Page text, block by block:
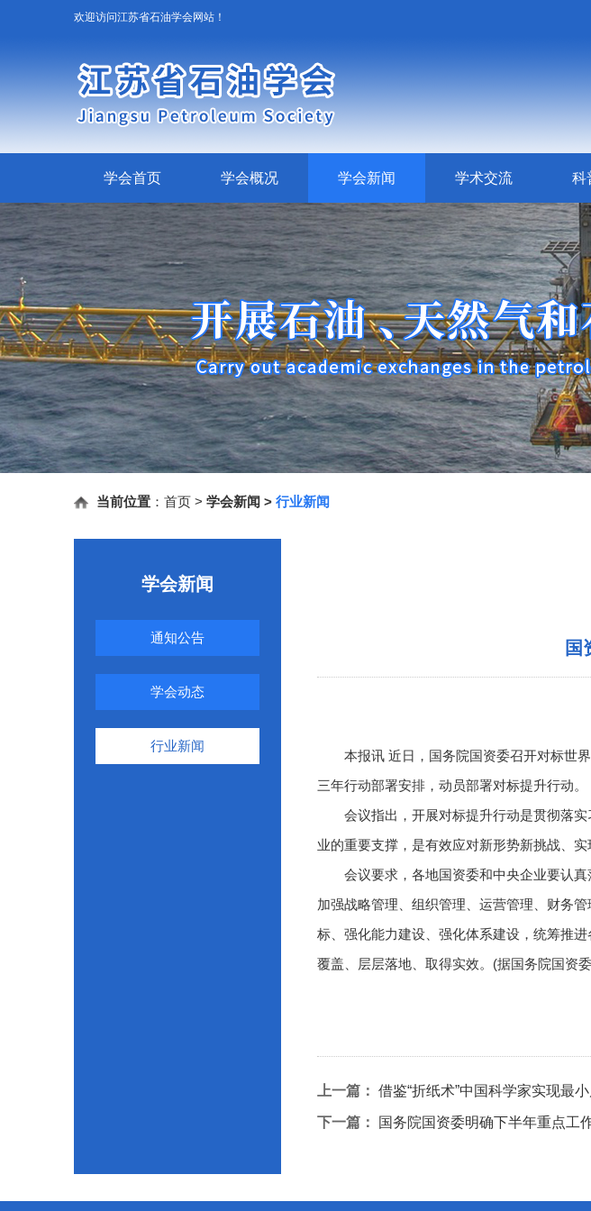
欢迎访问江苏省石油学会网站！
学会首页 学会概况 学会新闻 学术交流 科
当前位置 ： 首页 > 学会新闻 > 行业新闻
学会新闻
通知公告
学会动态
行业新闻
国
本报讯 近日，国务院国资委召开对标世界
三年行动部署安排，动员部署对标提升行动。
会议指出，开展对标提升行动是贯彻落实
业的重要支撑，是有效应对新形势新挑战、实
会议要求，各地国资委和中央企业要认真
加强战略管理、组织管理、运营管理、财务
标、强化能力建设、强化体系建设，统筹推
覆盖、层层落地、取得实效。(据国务院国资
上一篇： 借鉴“折纸术”中国科学家实现最
下一篇： 国务院国资委明确下半年重点工